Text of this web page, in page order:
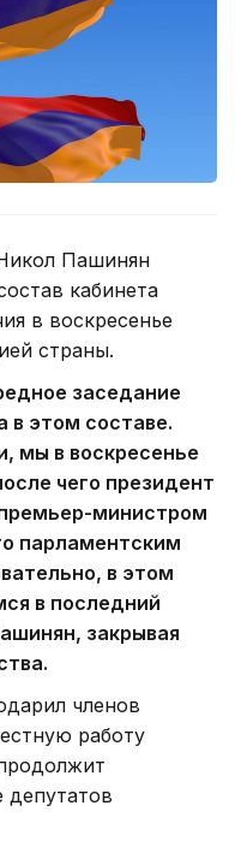
Пашинян
кабинета
в воскресенье
страны.
заседание
в этом составе.
мы в воскресенье
чего президент
министром
парламентским
в этом
в последний
закрывая
членов
работу
депутатов